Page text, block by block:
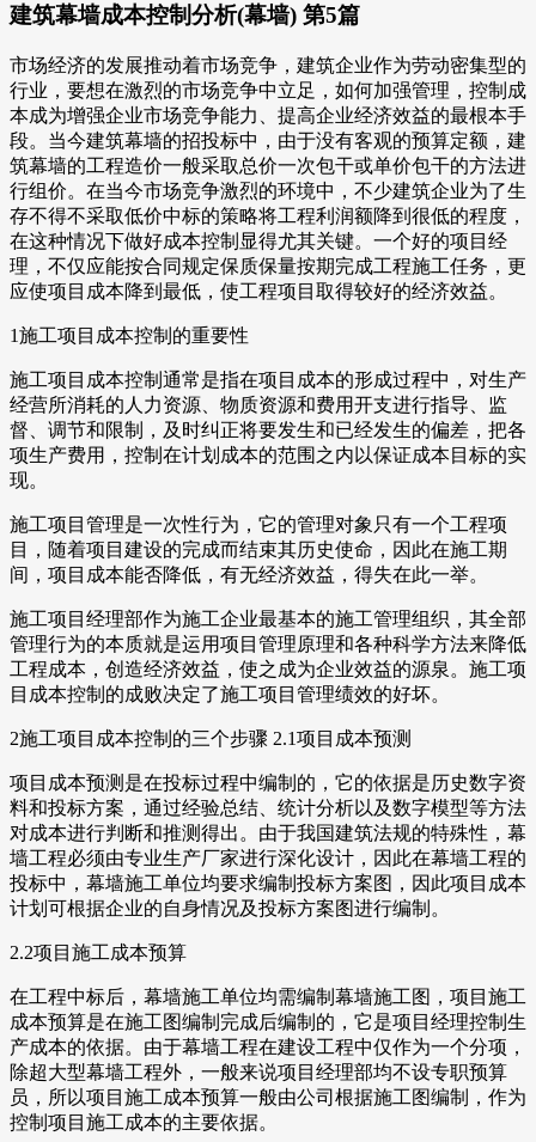
建筑幕墙成本控制分析(幕墙) 第5篇
市场经济的发展推动着市场竞争，建筑企业作为劳动密集型的
行业，要想在激烈的市场竞争中立足，如何加强管理，控制成
本成为增强企业市场竞争能力、提高企业经济效益的最根本手
段。当今建筑幕墙的招投标中，由于没有客观的预算定额，建
筑幕墙的工程造价一般采取总价一次包干或单价包干的方法进
行组价。在当今市场竞争激烈的环境中，不少建筑企业为了生
存不得不采取低价中标的策略将工程利润额降到很低的程度，
在这种情况下做好成本控制显得尤其关键。一个好的项目经
理，不仅应能按合同规定保质保量按期完成工程施工任务，更
应使项目成本降到最低，使工程项目取得较好的经济效益。
1施工项目成本控制的重要性
施工项目成本控制通常是指在项目成本的形成过程中，对生产
经营所消耗的人力资源、物质资源和费用开支进行指导、监
督、调节和限制，及时纠正将要发生和已经发生的偏差，把各
项生产费用，控制在计划成本的范围之内以保证成本目标的实
现。
施工项目管理是一次性行为，它的管理对象只有一个工程项
目，随着项目建设的完成而结束其历史使命，因此在施工期
间，项目成本能否降低，有无经济效益，得失在此一举。
施工项目经理部作为施工企业最基本的施工管理组织，其全部
管理行为的本质就是运用项目管理原理和各种科学方法来降低
工程成本，创造经济效益，使之成为企业效益的源泉。施工项
目成本控制的成败决定了施工项目管理绩效的好坏。
2施工项目成本控制的三个步骤 2.1项目成本预测
项目成本预测是在投标过程中编制的，它的依据是历史数字资
料和投标方案，通过经验总结、统计分析以及数字模型等方法
对成本进行判断和推测得出。由于我国建筑法规的特殊性，幕
墙工程必须由专业生产厂家进行深化设计，因此在幕墙工程的
投标中，幕墙施工单位均要求编制投标方案图，因此项目成本
计划可根据企业的自身情况及投标方案图进行编制。
2.2项目施工成本预算
在工程中标后，幕墙施工单位均需编制幕墙施工图，项目施工
成本预算是在施工图编制完成后编制的，它是项目经理控制生
产成本的依据。由于幕墙工程在建设工程中仅作为一个分项，
除超大型幕墙工程外，一般来说项目经理部均不设专职预算
员，所以项目施工成本预算一般由公司根据施工图编制，作为
控制项目施工成本的主要依据。